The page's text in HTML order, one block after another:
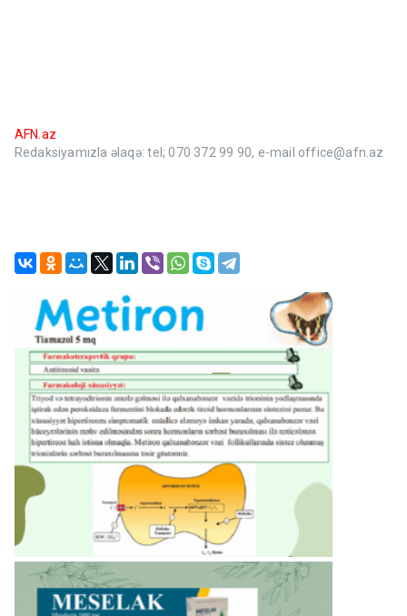
AFN.az
Redaksiyamızla əlaqə: tel; 070 372 99 90, e-mail office@afn.az